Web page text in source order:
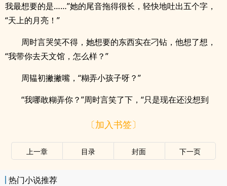
我最想要的是……”她的尾音拖得很长，轻快地吐出五个字，
“天上的月亮！”
周时言哭笑不得，她想要的东西实在刁钻，他想了想，
“我带你去天文馆，怎么样？”
周韫初撇撇嘴，“糊弄小孩子呀？”
“我哪敢糊弄你？”周时言笑了下，“只是现在还没想到
〔加入书签〕
上一章 目录 封面 下一页
热门小说推荐